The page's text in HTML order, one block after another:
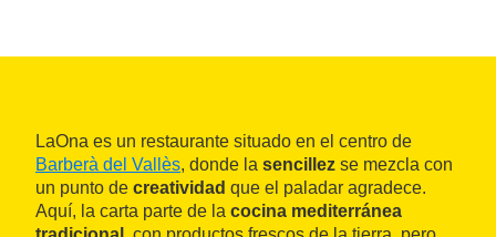
LaOna es un restaurante situado en el centro de
Barberà del Vallès, donde la sencillez se mezcla con
un punto de creatividad que el paladar agradece.
Aquí, la carta parte de la cocina mediterránea